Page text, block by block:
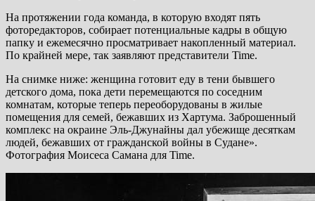
На протяжении года команда, в которую входят пять
фоторедакторов, собирает потенциальные кадры в общую
папку и ежемесячно просматривает накопленный материал.
По крайней мере, так заявляют представители Time.
На снимке ниже: женщина готовит еду в тени бывшего
детского дома, пока дети перемещаются по соседним
комнатам, которые теперь переоборудованы в жилые
помещения для семей, бежавших из Хартума. Заброшенный
комплекс на окраине Эль-Джунайны дал убежище десяткам
людей, бежавших от гражданской войны в Судане».
Фотография Моисеса Самана для Time.